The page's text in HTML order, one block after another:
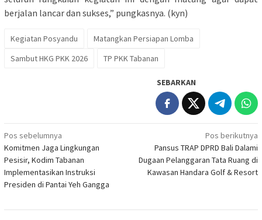
berjalan lancar dan sukses,” pungkasnya. (kyn)
Kegiatan Posyandu
Matangkan Persiapan Lomba
Sambut HKG PKK 2026
TP PKK Tabanan
SEBARKAN
Navigasi
pos
Pos sebelumnya
Komitmen Jaga Lingkungan
Pesisir, Kodim Tabanan
Implementasikan Instruksi
Presiden di Pantai Yeh Gangga
Pos berikutnya
Pansus TRAP DPRD Bali Dalami
Dugaan Pelanggaran Tata Ruang di
Kawasan Handara Golf & Resort